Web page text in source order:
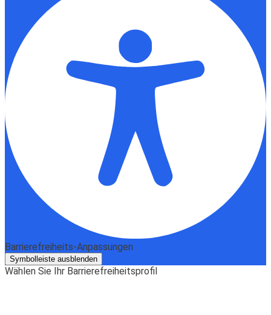
Barrierefreiheits-Anpassungen
Symbolleiste ausblenden
Wählen Sie Ihr Barrierefreiheitsprofil